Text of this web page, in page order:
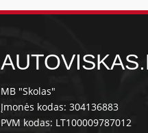
MB "Skolas"
Įmonės kodas: 304136883
PVM kodas: LT100009787012